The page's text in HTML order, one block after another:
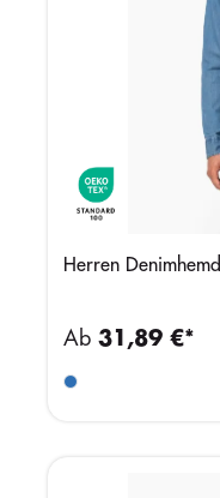
Herren Denimhemd
Ab 31,89 €*